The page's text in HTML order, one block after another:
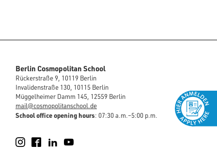
Berlin Cosmopolitan School
Rückerstraße 9, 10119 Berlin
Invalidenstraße 130, 10115 Berlin
Müggelheimer Damm 145, 12559 Berlin
mail@cosmopolitanschool.de
School office opening hours: 07:30 a.m.–5:00 p.m.
Instagram
FacebookLinkedIn